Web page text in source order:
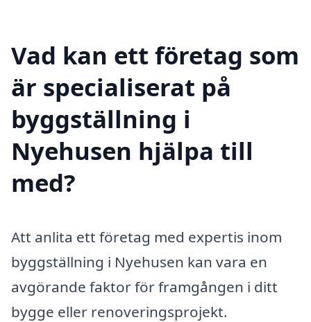
Vad kan ett företag som
är specialiserat på
byggställning i
Nyehusen hjälpa till
med?
Att anlita ett företag med expertis inom
byggställning i Nyehusen kan vara en
avgörande faktor för framgången i ditt
bygge eller renoveringsprojekt.